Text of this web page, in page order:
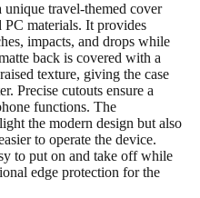
travel-themed cover
materials. It provides
impacts, and drops while
back is covered with a
texture, giving the case
Precise cutouts ensure a
functions. The
the modern design but also
to operate the device.
to put on and take off while
edge protection for the